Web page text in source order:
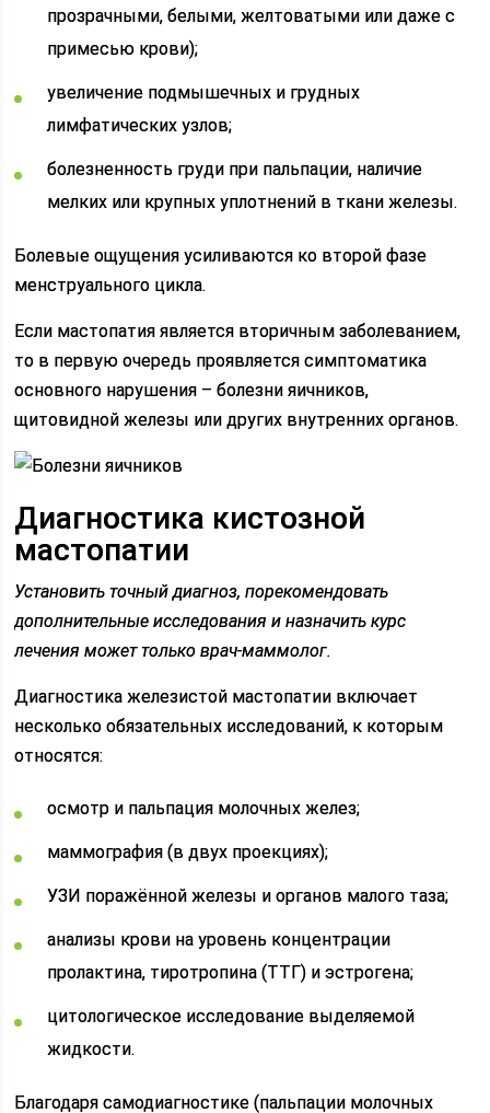
прозрачными, белыми, желтоватыми или даже с
примесью крови);
увеличение подмышечных и грудных
лимфатических узлов;
болезненность груди при пальпации, наличие
мелких или крупных уплотнений в ткани железы.
Болевые ощущения усиливаются ко второй фазе
менструального цикла.
Если мастопатия является вторичным заболеванием,
то в первую очередь проявляется симптоматика
основного нарушения – болезни яичников,
щитовидной железы или других внутренних органов.
Диагностика кистозной
мастопатии
Установить точный диагноз, порекомендовать
дополнительные исследования и назначить курс
лечения может только врач-маммолог.
Диагностика железистой мастопатии включает
несколько обязательных исследований, к которым
относятся:
осмотр и пальпация молочных желез;
маммография (в двух проекциях);
УЗИ поражённой железы и органов малого таза;
анализы крови на уровень концентрации
пролактина, тиротропина (ТТГ) и эстрогена;
цитологическое исследование выделяемой
жидкости.
Благодаря самодиагностике (пальпации молочных